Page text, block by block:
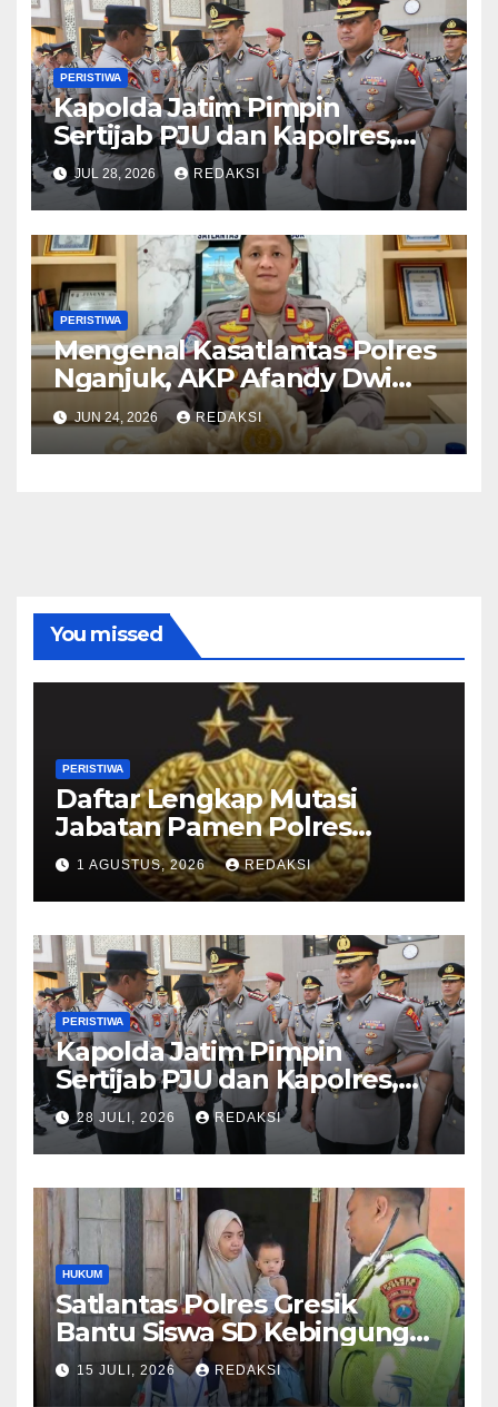
PERISTIWA
Kapolda Jatim Pimpin
Sertijab PJU dan Kapolres,
Perkuat Regenerasi
Kepemimpinan dan
Pelayanan Presisi
JUL 28, 2026 REDAKSI
PERISTIWA
Mengenal Kasatlantas Polres
Nganjuk, AKP Afandy Dwi
Takdir
JUN 24, 2026 REDAKSI
You missed
PERISTIWA
Daftar Lengkap Mutasi
Jabatan Pamen Polres
Jajaran Polda Jatim 2026
1 AGUSTUS, 2026 REDAKSI
PERISTIWA
Kapolda Jatim Pimpin
Sertijab PJU dan Kapolres,
Perkuat Regenerasi
Kepemimpinan dan
Pelayanan Presisi
28 JULI, 2026 REDAKSI
HUKUM
Satlantas Polres Gresik
Bantu Siswa SD Kebingungan
Saat Pulang Sekolah,
Langsung Diantar ke Rumah
15 JULI, 2026 REDAKSI